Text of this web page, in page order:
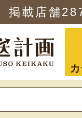
掲載店舗